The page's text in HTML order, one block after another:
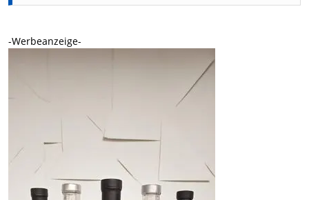
-Werbeanzeige-